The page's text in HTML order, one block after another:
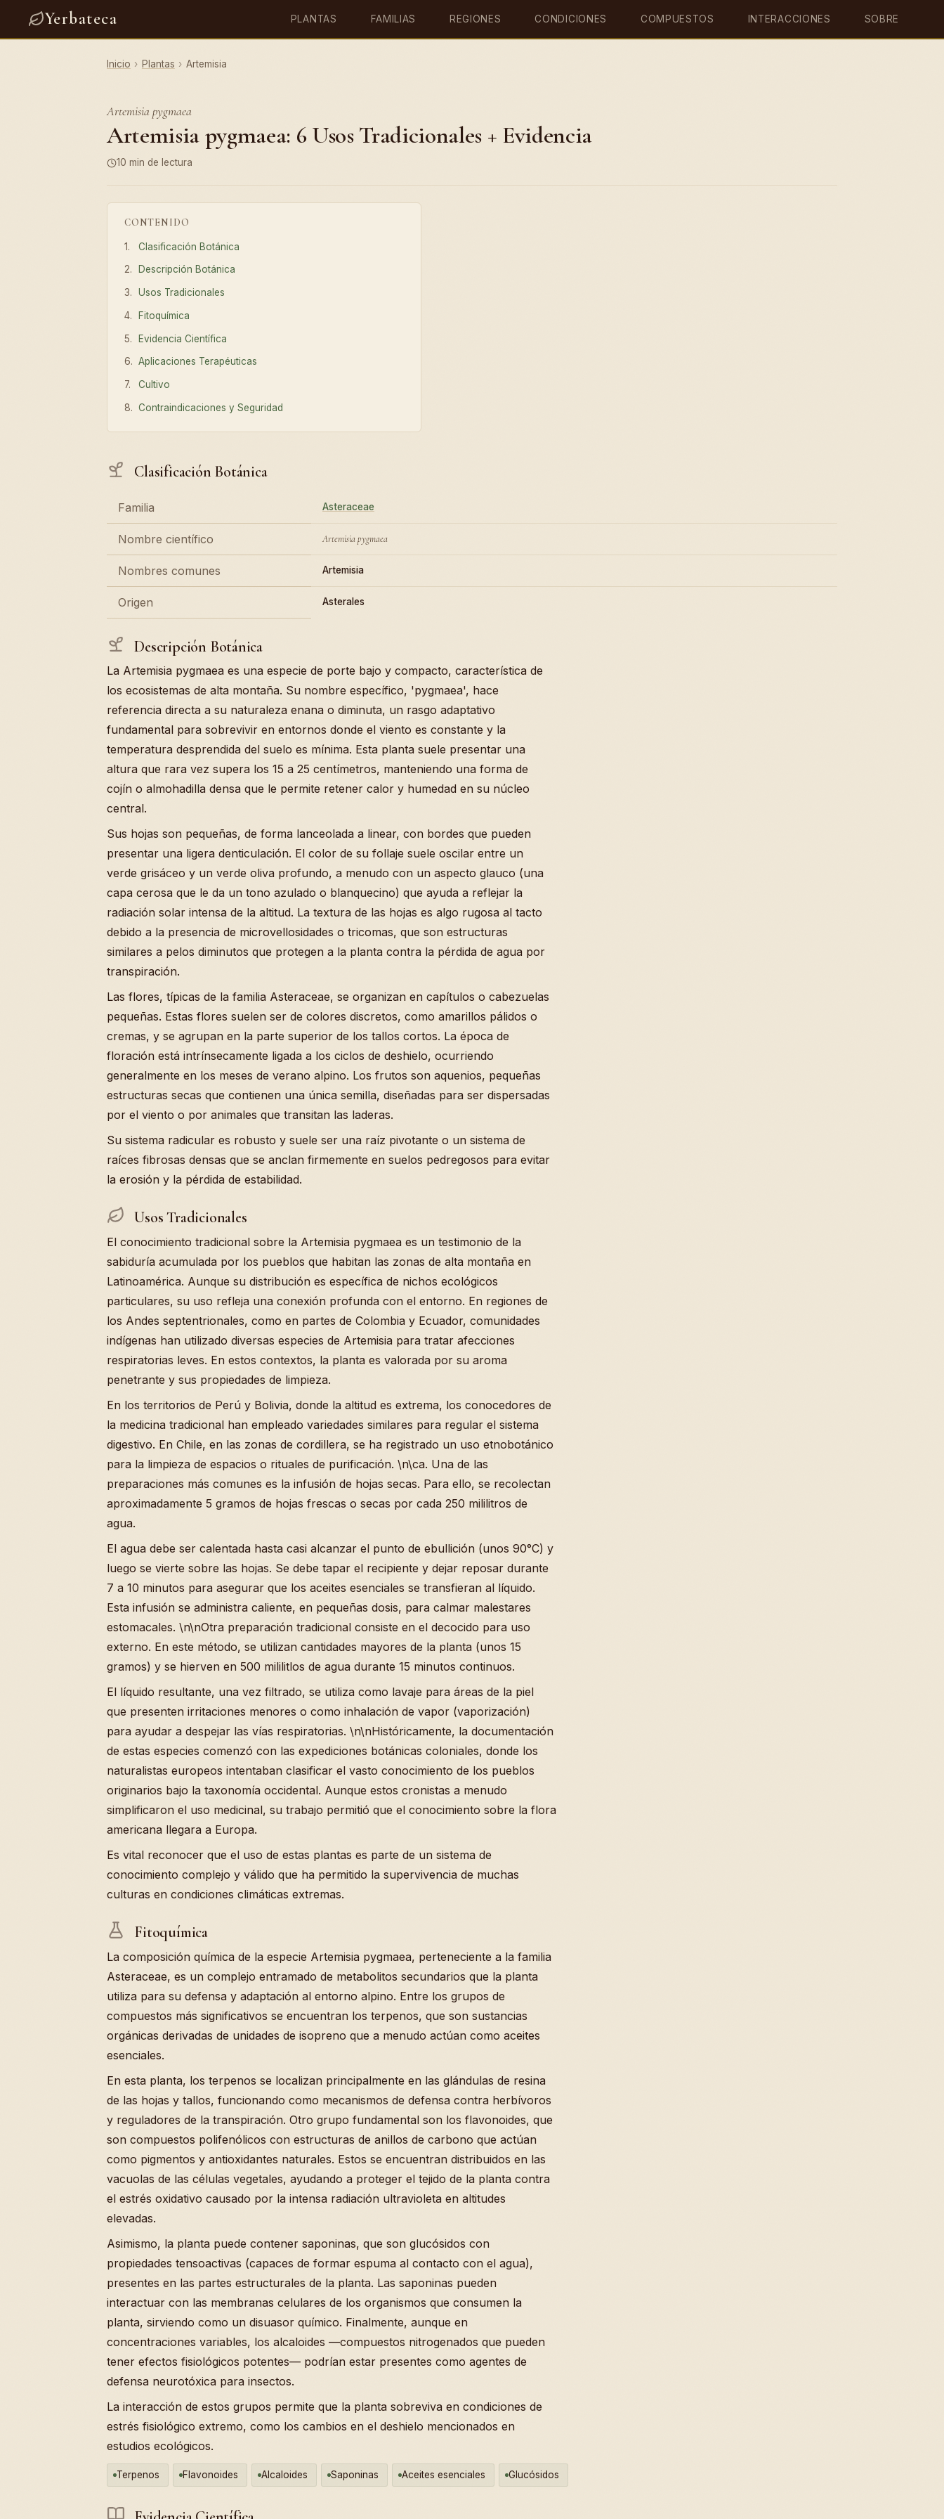
Yerbateca PLANTAS FAMILIAS REGIONES CONDICIONES COMPUESTOS INTERACCIONES SOBRE
Inicio › Plantas › Artemisia
Artemisia pygmaea
Artemisia pygmaea: 6 Usos Tradicionales + Evidencia
10 min de lectura
CONTENIDO
Clasificación Botánica
Descripción Botánica
Usos Tradicionales
Fitoquímica
Evidencia Científica
Aplicaciones Terapéuticas
Cultivo
Contraindicaciones y Seguridad
Clasificación Botánica
Familia Asteraceae
Nombre científico Artemisia pygmaea
Nombres comunes Artemisia
Origen Asterales
Descripción Botánica
La Artemisia pygmaea es una especie de porte bajo y compacto, característica de
los ecosistemas de alta montaña. Su nombre específico, 'pygmaea', hace
referencia directa a su naturaleza enana o diminuta, un rasgo adaptativo
fundamental para sobrevivir en entornos donde el viento es constante y la
temperatura desprendida del suelo es mínima. Esta planta suele presentar una
altura que rara vez supera los 15 a 25 centímetros, manteniendo una forma de
cojín o almohadilla densa que le permite retener calor y humedad en su núcleo
central.
Sus hojas son pequeñas, de forma lanceolada a linear, con bordes que pueden
presentar una ligera denticulación. El color de su follaje suele oscilar entre un
verde grisáceo y un verde oliva profundo, a menudo con un aspecto glauco (una
capa cerosa que le da un tono azulado o blanquecino) que ayuda a reflejar la
radiación solar intensa de la altitud. La textura de las hojas es algo rugosa al tacto
debido a la presencia de microvellosidades o tricomas, que son estructuras
similares a pelos diminutos que protegen a la planta contra la pérdida de agua por
transpiración.
Las flores, típicas de la familia Asteraceae, se organizan en capítulos o cabezuelas
pequeñas. Estas flores suelen ser de colores discretos, como amarillos pálidos o
cremas, y se agrupan en la parte superior de los tallos cortos. La época de
floración está intrínsecamente ligada a los ciclos de deshielo, ocurriendo
generalmente en los meses de verano alpino. Los frutos son aquenios, pequeñas
estructuras secas que contienen una única semilla, diseñadas para ser dispersadas
por el viento o por animales que transitan las laderas.
Su sistema radicular es robusto y suele ser una raíz pivotante o un sistema de
raíces fibrosas densas que se anclan firmemente en suelos pedregosos para evitar
la erosión y la pérdida de estabilidad.
Usos Tradicionales
El conocimiento tradicional sobre la Artemisia pygmaea es un testimonio de la
sabiduría acumulada por los pueblos que habitan las zonas de alta montaña en
Latinoamérica. Aunque su distribución es específica de nichos ecológicos
particulares, su uso refleja una conexión profunda con el entorno. En regiones de
los Andes septentrionales, como en partes de Colombia y Ecuador, comunidades
indígenas han utilizado diversas especies de Artemisia para tratar afecciones
respiratorias leves. En estos contextos, la planta es valorada por su aroma
penetrante y sus propiedades de limpieza.
En los territorios de Perú y Bolivia, donde la altitud es extrema, los conocedores de
la medicina tradicional han empleado variedades similares para regular el sistema
digestivo. En Chile, en las zonas de cordillera, se ha registrado un uso etnobotánico
para la limpieza de espacios o rituales de purificación. \n\ca. Una de las
preparaciones más comunes es la infusión de hojas secas. Para ello, se recolectan
aproximadamente 5 gramos de hojas frescas o secas por cada 250 mililitros de
agua.
El agua debe ser calentada hasta casi alcanzar el punto de ebullición (unos 90°C) y
luego se vierte sobre las hojas. Se debe tapar el recipiente y dejar reposar durante
7 a 10 minutos para asegurar que los aceites esenciales se transfieran al líquido.
Esta infusión se administra caliente, en pequeñas dosis, para calmar malestares
estomacales. \n\nOtra preparación tradicional consiste en el decocido para uso
externo. En este método, se utilizan cantidades mayores de la planta (unos 15
gramos) y se hierven en 500 mililitlos de agua durante 15 minutos continuos.
El líquido resultante, una vez filtrado, se utiliza como lavaje para áreas de la piel
que presenten irritaciones menores o como inhalación de vapor (vaporización)
para ayudar a despejar las vías respiratorias. \n\nHistóricamente, la documentación
de estas especies comenzó con las expediciones botánicas coloniales, donde los
naturalistas europeos intentaban clasificar el vasto conocimiento de los pueblos
originarios bajo la taxonomía occidental. Aunque estos cronistas a menudo
simplificaron el uso medicinal, su trabajo permitió que el conocimiento sobre la flora
americana llegara a Europa.
Es vital reconocer que el uso de estas plantas es parte de un sistema de
conocimiento complejo y válido que ha permitido la supervivencia de muchas
culturas en condiciones climáticas extremas.
Fitoquímica
La composición química de la especie Artemisia pygmaea, perteneciente a la familia
Asteraceae, es un complejo entramado de metabolitos secundarios que la planta
utiliza para su defensa y adaptación al entorno alpino. Entre los grupos de
compuestos más significativos se encuentran los terpenos, que son sustancias
orgánicas derivadas de unidades de isopreno que a menudo actúan como aceites
esenciales.
En esta planta, los terpenos se localizan principalmente en las glándulas de resina
de las hojas y tallos, funcionando como mecanismos de defensa contra herbívoros
y reguladores de la transpiración. Otro grupo fundamental son los flavonoides, que
son compuestos polifenólicos con estructuras de anillos de carbono que actúan
como pigmentos y antioxidantes naturales. Estos se encuentran distribuidos en las
vacuolas de las células vegetales, ayudando a proteger el tejido de la planta contra
el estrés oxidativo causado por la intensa radiación ultravioleta en altitudes
elevadas.
Asimismo, la planta puede contener saponinas, que son glucósidos con
propiedades tensoactivas (capaces de formar espuma al contacto con el agua),
presentes en las partes estructurales de la planta. Las saponinas pueden
interactuar con las membranas celulares de los organismos que consumen la
planta, sirviendo como un disuasor químico. Finalmente, aunque en
concentraciones variables, los alcaloides —compuestos nitrogenados que pueden
tener efectos fisiológicos potentes— podrían estar presentes como agentes de
defensa neurotóxica para insectos.
La interacción de estos grupos permite que la planta sobreviva en condiciones de
estrés fisiológico extremo, como los cambios en el deshielo mencionados en
estudios ecológicos.
Terpenos Flavonoides Alcaloides Saponinas Aceites esenciales Glucósidos